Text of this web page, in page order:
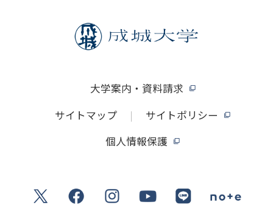
大学案内・資料請求
サイトマップ
サイトポリシー
個人情報保護